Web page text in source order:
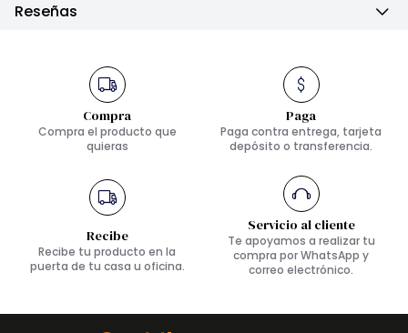
Reseñas
Compra
Compra el producto que
quieras
Paga
Paga contra entrega, tarjeta
depósito o transferencia.
Recibe
Recibe tu producto en la
puerta de tu casa u oficina.
Servicio al cliente
Te apoyamos a realizar tu
compra por WhatsApp y
correo electrónico.